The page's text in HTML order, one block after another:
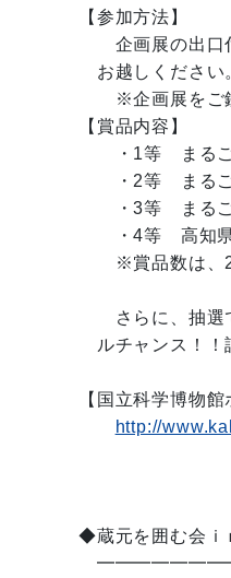
【参加方法】
企画展の出口付
お越しください
※企画展をご鑑
【賞品内容】
・1等 まるご
・2等 まるご
・3等 まるご
・4等 高知県
※賞品数は、2
さらに、抽選で
ルチャンス！！
【国立科学博物館
http://
◆蔵元を囲む会ｉ